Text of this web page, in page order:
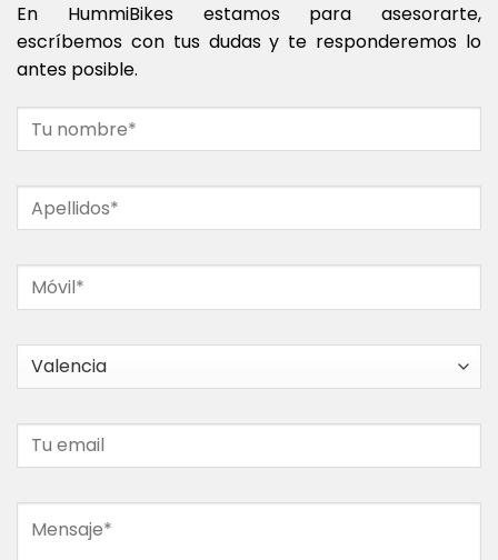
En HummiBikes estamos para asesorarte,
escríbemos con tus dudas y te responderemos lo
antes posible.